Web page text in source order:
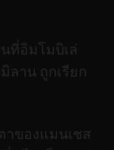
ที่อิมโมบิเล่
ลาน ถูกเรียก
าของแมนเชส